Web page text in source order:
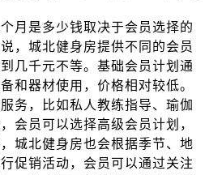
月是多少钱取决于会员选择的
，城北健身房提供不同的会员
几千元不等。基础会员计划通
和器材使用，价格相对较低。
务，比如私人教练指导、瑜伽
会员可以选择高级会员计划，
城北健身房也会根据季节、地
促销活动，会员可以通过关注